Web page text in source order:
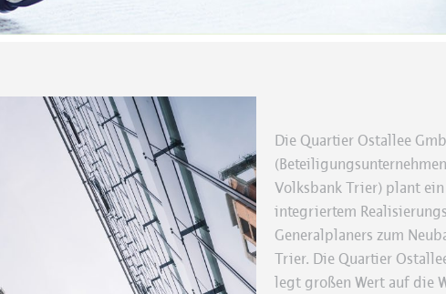
Die Quartier Ostallee
Volksbank Trier) plant
integriertem
Generalplaners zum
Trier. Die Quartier
legt großen Wert auf die